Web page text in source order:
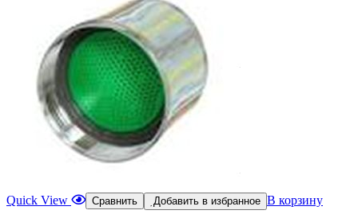
Quick View Сравнить Добавить в избранное В корзину